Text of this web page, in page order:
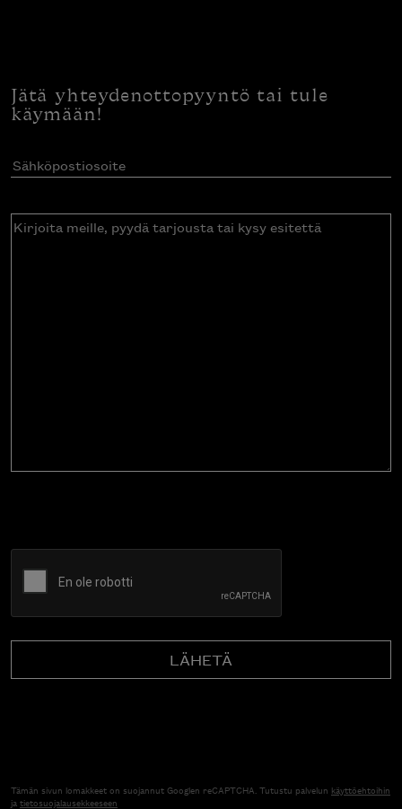
Jätä yhteydenottopyyntö tai tule
käymään!
Sähköpostiosoite(Pakollinen)
Kirjoita
Tämän sivun lomakkeet on suojannut Googlen reCAPTCHA. Tutustu palvelun käyttöehtoihin
jatietosuojalausekkeeseen